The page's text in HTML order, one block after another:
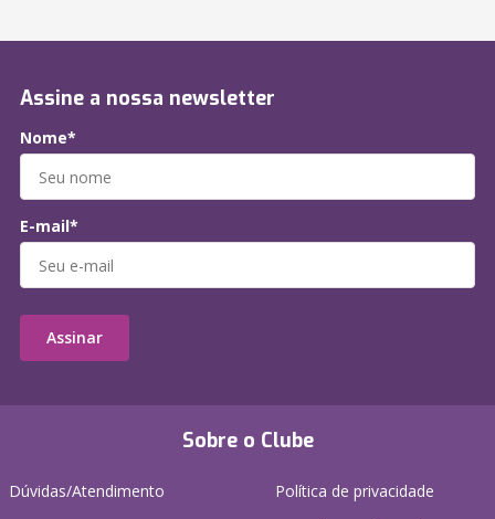
Sobre o Clube
Dúvidas/Atendimento
Política de privacidade
Assine a nossa newsletter
Nome*
E-mail*
Assinar